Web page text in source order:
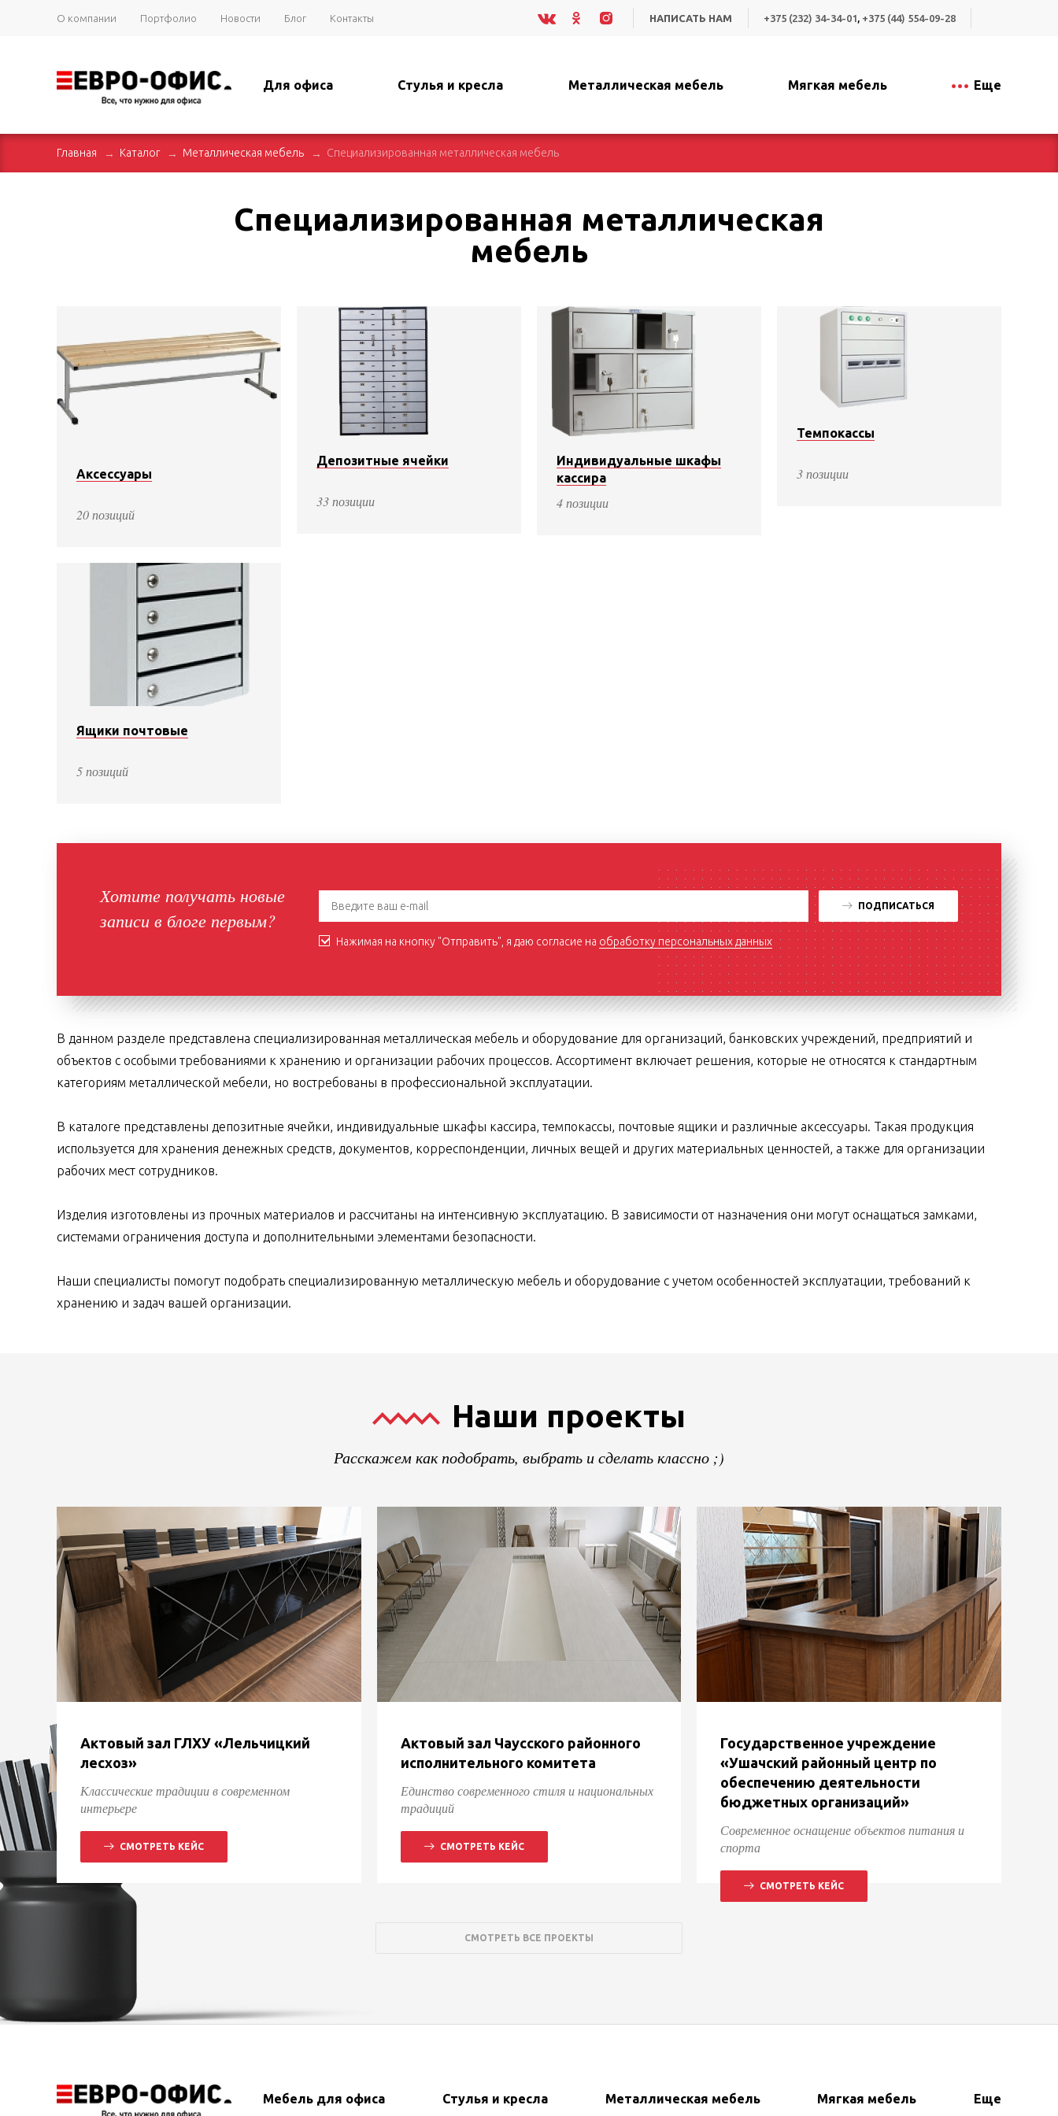
О компании Портфолио Новости Блог Контакты НАПИСАТЬ НАМ +375 (232) 34-34-01, +375 (44) 554-09-28
Для офиса Стулья и кресла Металлическая мебель Мягкая мебель Еще
Главная Каталог Металлическая мебель Специализированная металлическая мебель
Специализированная металлическая
мебель
Аксессуары
20 позиций
Депозитные ячейки
33 позиции
Индивидуальные шкафы
кассира
4 позиции
Темпокассы
3 позиции
Ящики почтовые
5 позиций
Хотите получать новые
записи в блоге первым?
ПОДПИСАТЬСЯ
Нажимая на кнопку "Отправить", я даю согласие на обработку персональных данных
В данном разделе представлена специализированная металлическая мебель и оборудование для организаций, банковских учреждений, предприятий и
объектов с особыми требованиями к хранению и организации рабочих процессов. Ассортимент включает решения, которые не относятся к стандартным
категориям металлической мебели, но востребованы в профессиональной эксплуатации.
В каталоге представлены депозитные ячейки, индивидуальные шкафы кассира, темпокассы, почтовые ящики и различные аксессуары. Такая продукция
используется для хранения денежных средств, документов, корреспонденции, личных вещей и других материальных ценностей, а также для организации
рабочих мест сотрудников.
Изделия изготовлены из прочных материалов и рассчитаны на интенсивную эксплуатацию. В зависимости от назначения они могут оснащаться замками,
системами ограничения доступа и дополнительными элементами безопасности.
Наши специалисты помогут подобрать специализированную металлическую мебель и оборудование с учетом особенностей эксплуатации, требований к
хранению и задач вашей организации.
Наши проекты
Расскажем как подобрать, выбрать и сделать классно ;)
Актовый зал ГЛХУ «Лельчицкий
лесхоз»
Классические традиции в современном
интерьере
СМОТРЕТЬ КЕЙС
Актовый зал Чаусского районного
исполнительного комитета
Единство современного стиля и национальных
традиций
СМОТРЕТЬ КЕЙС
Государственное учреждение
«Ушачский районный центр по
обеспечению деятельности
бюджетных организаций»
Современное оснащение объектов питания и
спорта
СМОТРЕТЬ КЕЙС
СМОТРЕТЬ ВСЕ ПРОЕКТЫ
Мебель для офиса Стулья и кресла Металлическая мебель Мягкая мебель Еще